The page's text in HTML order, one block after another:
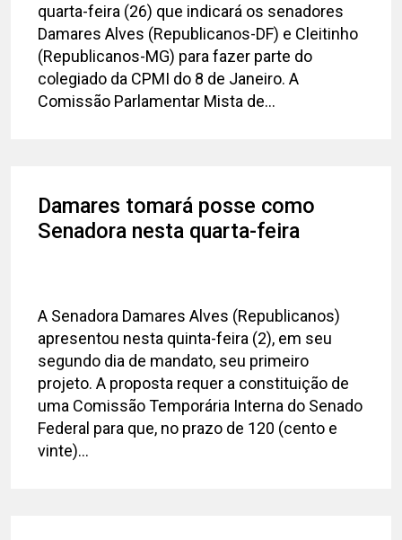
quarta-feira (26) que indicará os senadores
Damares Alves (Republicanos-DF) e Cleitinho
(Republicanos-MG) para fazer parte do
colegiado da CPMI do 8 de Janeiro. A
Comissão Parlamentar Mista de...
Damares tomará posse como
Senadora nesta quarta-feira
A Senadora Damares Alves (Republicanos)
apresentou nesta quinta-feira (2), em seu
segundo dia de mandato, seu primeiro
projeto. A proposta requer a constituição de
uma Comissão Temporária Interna do Senado
Federal para que, no prazo de 120 (cento e
vinte)...